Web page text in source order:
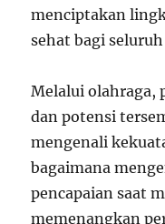
menciptakan
sehat bagi
Melalui olahraga,
dan potensi
mengenali
bagaimana
pencapaian saat
memenangkan